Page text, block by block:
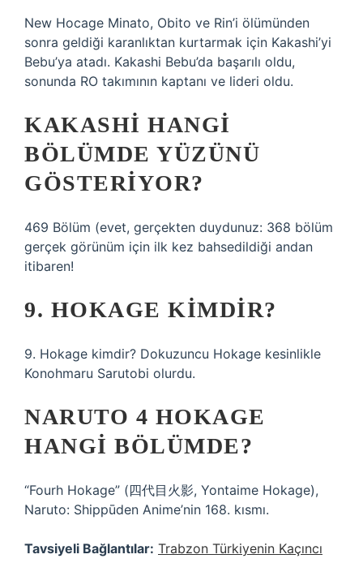
New Hocage Minato, Obito ve Rin’i ölümünden
sonra geldiği karanlıktan kurtarmak için Kakashi’yi
Bebu’ya atadı. Kakashi Bebu’da başarılı oldu,
sonunda RO takımının kaptanı ve lideri oldu.
KAKASHI HANGI
BÖLÜMDE YÜZÜNÜ
GÖSTERIYOR?
469 Bölüm (evet, gerçekten duydunuz: 368 bölüm
gerçek görünüm için ilk kez bahsedildiği andan
itibaren!
9. HOKAGE KIMDIR?
9. Hokage kimdir? Dokuzuncu Hokage kesinlikle
Konohmaru Sarutobi olurdu.
NARUTO 4 HOKAGE
HANGI BÖLÜMDE?
“Fourh Hokage” (四代目火影, Yontaime Hokage),
Naruto: Shippūden Anime’nin 168. kısmı.
Tavsiyeli Bağlantılar: Trabzon Türkiyenin Kaçıncı